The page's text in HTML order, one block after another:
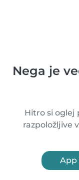
Nega je
Hitro si oglej
razpoložljive
App